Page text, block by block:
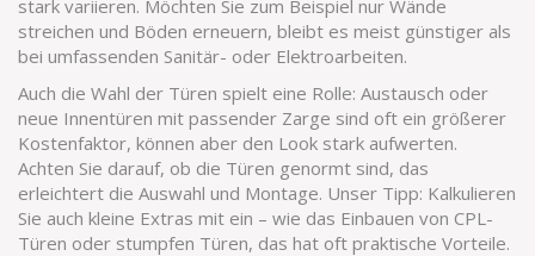
stark variieren. Möchten Sie zum Beispiel nur Wände
streichen und Böden erneuern, bleibt es meist günstiger als
bei umfassenden Sanitär- oder Elektroarbeiten.
Auch die Wahl der Türen spielt eine Rolle: Austausch oder
neue Innentüren mit passender Zarge sind oft ein größerer
Kostenfaktor, können aber den Look stark aufwerten.
Achten Sie darauf, ob die Türen genormt sind, das
erleichtert die Auswahl und Montage. Unser Tipp: Kalkulieren
Sie auch kleine Extras mit ein – wie das Einbauen von CPL-
Türen oder stumpfen Türen, das hat oft praktische Vorteile.